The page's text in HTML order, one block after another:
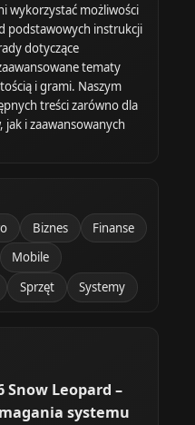
wykorzystać możliwości
podstawowych instrukcji
dotyczące
tematy
i grami. Naszym
treści zarówno dla
i zaawansowanych
Biznes
Finanse
Mobile
Sprzęt Systemy
Snow Leopard –
systemu